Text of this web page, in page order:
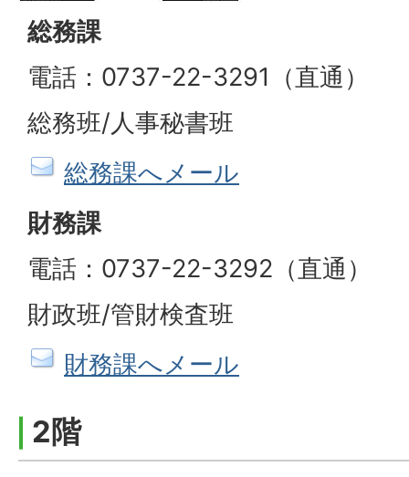
総務課
電話：0737-22-3291（直通）
総務班/人事秘書班
総務課へメール
財務課
電話：0737-22-3292（直通）
財政班/管財検査班
財務課へメール
2階